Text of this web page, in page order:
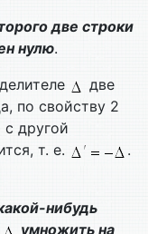
две строки
нулю.
две
по свойству 2
с другой
т. е.
.
нибудь
умножить на